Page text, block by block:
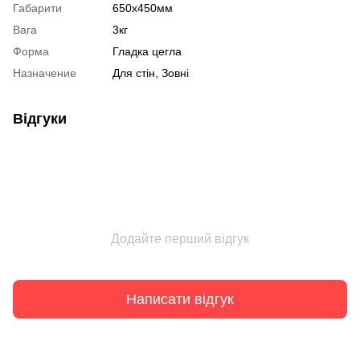
Габарити
650х450мм
Вага
3кг
Форма
Гладка цегла
Назначение
Для стін, Зовні
Відгуки
Додайте перший відгук
Написати відгук